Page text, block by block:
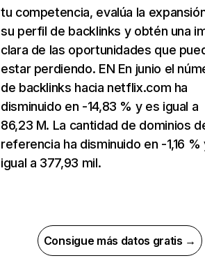
tu competencia, evalúa la
su perfil de backlinks y obtén una
clara de las oportunidades que
estar perdiendo. EN En junio el
de backlinks hacia netflix.com ha
disminuido en -14,83 % y es igual a
86,23 M. La cantidad de dominios
referencia ha disminuido en -1,16 %
igual a 377,93 mil.
Consigue más datos gratis →